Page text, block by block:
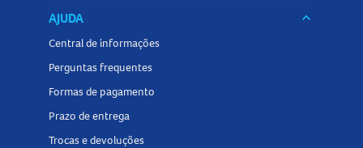
AJUDA keyboard_arrow_down
Central de informações
Perguntas frequentes
Formas de pagamento
Prazo de entrega
Trocas e devoluções